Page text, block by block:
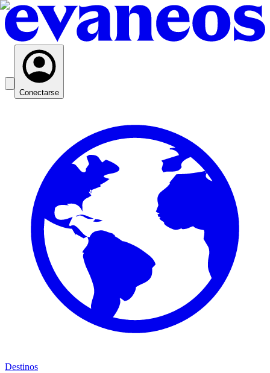
Conectarse
Destinos